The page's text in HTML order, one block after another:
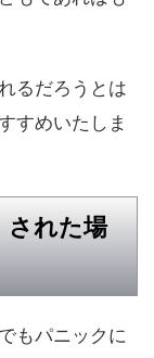
るだろうとは
すめいたしま
された場
もパニックに